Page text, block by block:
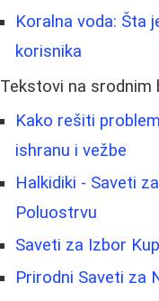
Koralna voda: Šta
korisnika
Tekstovi na srodnim
Kako rešiti
ishranu i vežbe
Halkidiki - Saveti
Poluostrvu
Saveti za Izbor
Prirodni Saveti za